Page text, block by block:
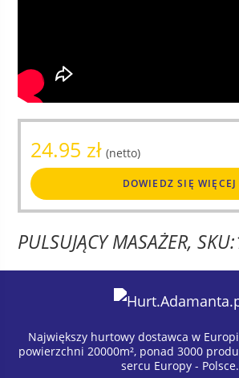
24.95 zł (netto)
DOWIEDZ SIĘ WIĘCEJ
PULSUJĄCY MASAŻER,
Największy hurtowy dostawca w
powierzchni 20000m², ponad 3000
sercu Europy - Polsce.